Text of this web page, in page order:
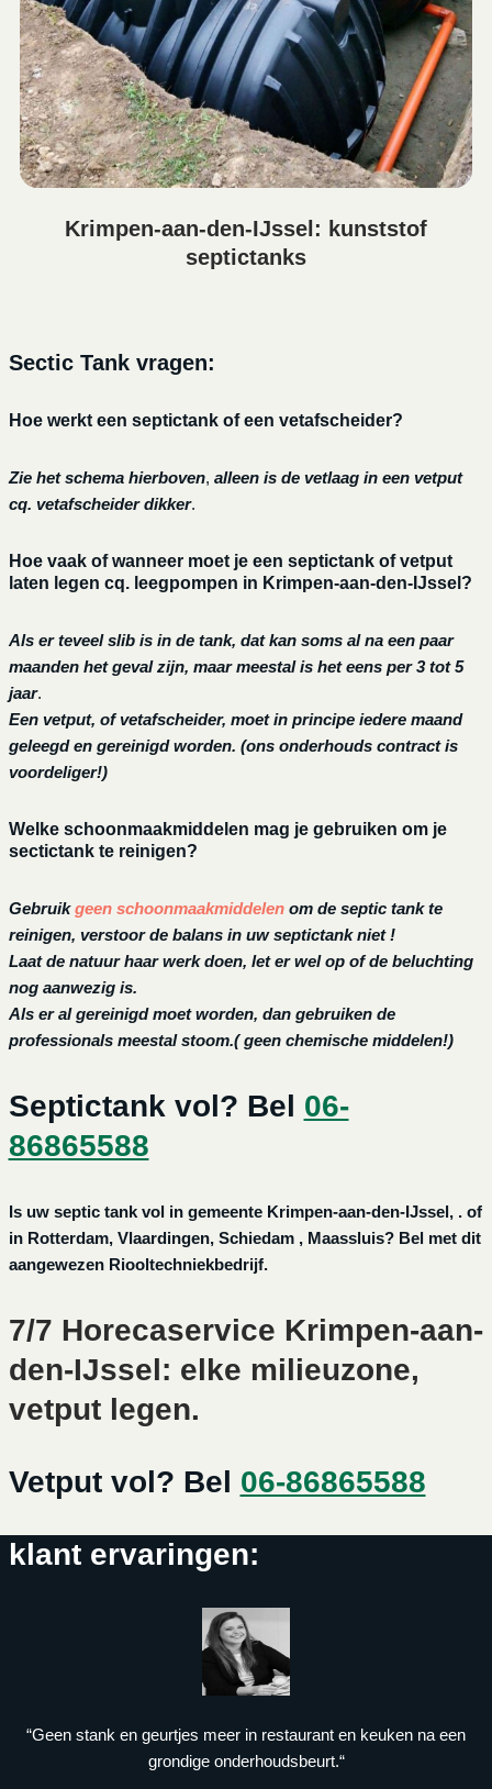
Krimpen-aan-den-IJssel: kunststof
septictanks
Sectic Tank vragen:
Hoe werkt een septictank of een vetafscheider?
Zie het schema hierboven, alleen is de vetlaag in een vetput
cq. vetafscheider dikker.
Hoe vaak of wanneer moet je een septictank of vetput
laten legen cq. leegpompen in Krimpen-aan-den-IJssel?
Als er teveel slib is in de tank, dat kan soms al na een paar
maanden het geval zijn, maar meestal is het eens per 3 tot 5
jaar.
Een vetput, of vetafscheider, moet in principe iedere maand
geleegd en gereinigd worden. (ons onderhouds contract is
voordeliger!)
Welke schoonmaakmiddelen mag je gebruiken om je
sectictank te reinigen?
Gebruikgeen schoonmaakmiddelen om de septic tank te
reinigen, verstoor de balans in uw septictank niet !
Laat de natuur haar werk doen, let er wel op of de beluchting
nog aanwezig is.
Als er al gereinigd moet worden, dan gebruiken de
professionals meestal stoom.( geen chemische middelen!)
Septictank vol? Bel 06-
86865588
Is uw septic tank vol in gemeente Krimpen-aan-den-IJssel, . of
in Rotterdam, Vlaardingen, Schiedam , Maassluis? Bel met dit
aangewezen Riooltechniekbedrijf.
7/7 Horecaservice Krimpen-aan-
den-IJssel: elke milieuzone,
vetput legen.
Vetput vol? Bel 06-86865588
klant ervaringen:
“Geen stank en geurtjes meer in restaurant en keuken na een
grondige onderhoudsbeurt.“